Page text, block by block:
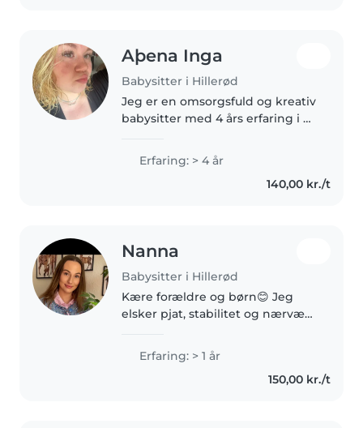
Aþena Inga
Babysitter i Hillerød
Jeg er en omsorgsfuld og kreativ
babysitter med 4 års erfaring i at
dansk, engelsk og islandsk, og
jeg er førstehjælpscertificeret.
Erfaring: > 4 år
140,00 kr./t
Nanna
Babysitter i Hillerød
Kære forældre og børn😊 Jeg
elsker pjat, stabilitet og nærvær.
opbygge tryghed og skabe en
god relation mellem mig og
jeres børn så de føler sig godt
Erfaring: > 1 år
150,00 kr./t